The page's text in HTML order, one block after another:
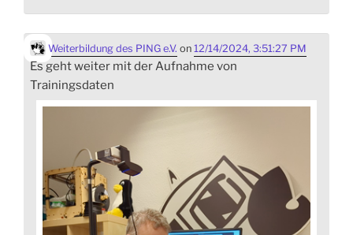
Weiterbildung des PING e.V. on 12/14/2024, 3:51:27 PM
Es geht weiter mit der Aufnahme von
Trainingsdaten